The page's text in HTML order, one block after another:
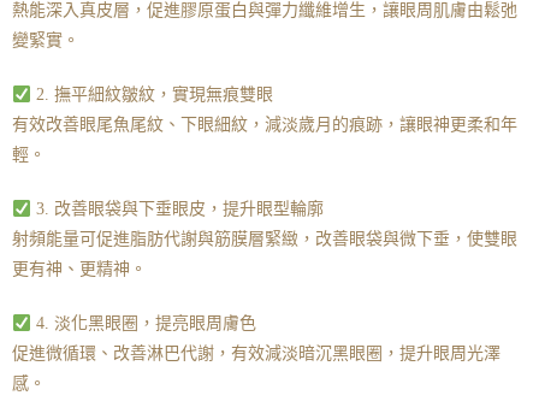
熱能深入真皮層，促進膠原蛋白與彈力纖維增生，讓眼周肌膚由鬆弛
變緊實。
2. 撫平細紋皺紋，實現無痕雙眼
有效改善眼尾魚尾紋、下眼細紋，減淡歲月的痕跡，讓眼神更柔和年
輕。
3. 改善眼袋與下垂眼皮，提升眼型輪廓
射頻能量可促進脂肪代謝與筋膜層緊緻，改善眼袋與微下垂，使雙眼
更有神、更精神。
4. 淡化黑眼圈，提亮眼周膚色
促進微循環、改善淋巴代謝，有效減淡暗沉黑眼圈，提升眼周光澤
感。